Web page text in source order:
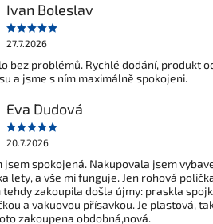
Ivan Boleslav
27.7.2026
bez problémů. Rychlé dodání, produkt
a jsme s ním maximálně spokojeni.
Eva Dudová
20.7.2026
jsem spokojená. Nakupovala jsem
lety, a vše mi funguje. Jen rohová
zakoupila došla újmy: praskla
a vakuovou přísavkou. Je plastová,
zakoupena obdobná,nová.